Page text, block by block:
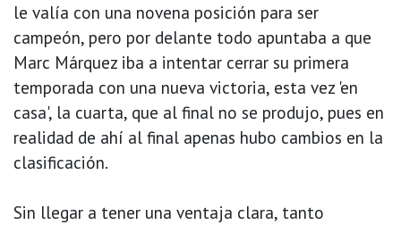
le valía con una novena posición para ser
campeón, pero por delante todo apuntaba a que
Marc Márquez iba a intentar cerrar su primera
temporada con una nueva victoria, esta vez 'en
casa', la cuarta, que al final no se produjo, pues en
realidad de ahí al final apenas hubo cambios en la
clasificación.
Sin llegar a tener una ventaja clara, tanto